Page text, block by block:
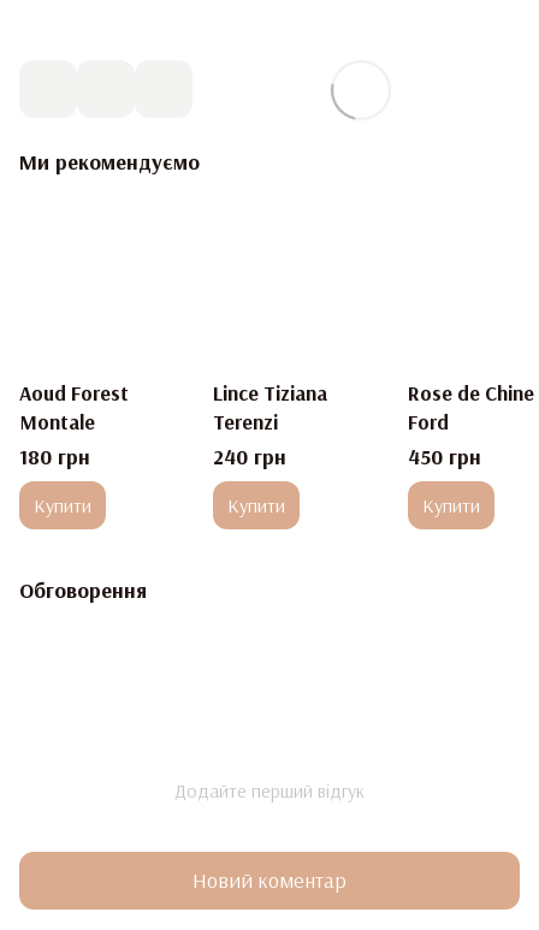
Ми рекомендуємо
Aoud Forest
Montale
180 грн
Купити
Lince Tiziana
Terenzi
240 грн
Купити
Rose de Chine
Ford
450 грн
Купити
Обговорення
Додайте перший відгук
Новий коментар